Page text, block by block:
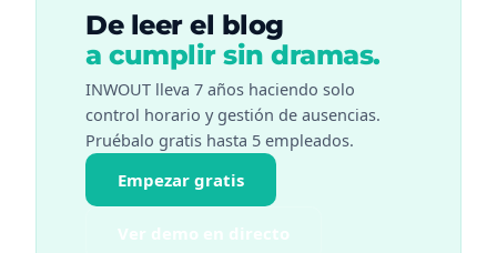
De leer el blog
a cumplir sin dramas.
INWOUT lleva 7 años haciendo solo
control horario y gestión de ausencias.
Pruébalo gratis hasta 5 empleados.
Empezar gratis
Ver demo en directo